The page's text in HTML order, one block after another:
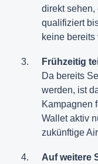
direkt sehen,
qualifiziert
keine
Frühzeitig
Da bereits
werden, ist
Kampagnen
Wallet aktiv
zukünftige
Auf weitere